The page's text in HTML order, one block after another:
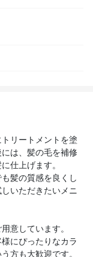
リートメントを塗
は、髪の毛を補修
仕上げます。
髪の質感を良くし
いただきたいメニ
意しています。
にぴったりなカラ
方も大歓迎です。